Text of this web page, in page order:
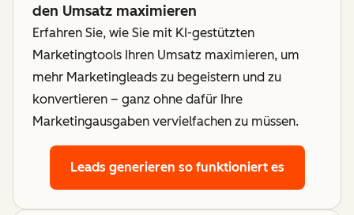
den Umsatz maximieren
Erfahren Sie, wie Sie mit KI-gestützten
Marketingtools Ihren Umsatz maximieren, um
mehr Marketingleads zu begeistern und zu
konvertieren – ganz ohne dafür Ihre
Marketingausgaben vervielfachen zu müssen.
Leads generieren so funktioniert es